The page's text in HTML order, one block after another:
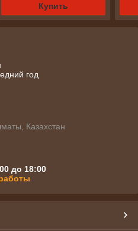
Купить
год
Казахстан
до 18:00